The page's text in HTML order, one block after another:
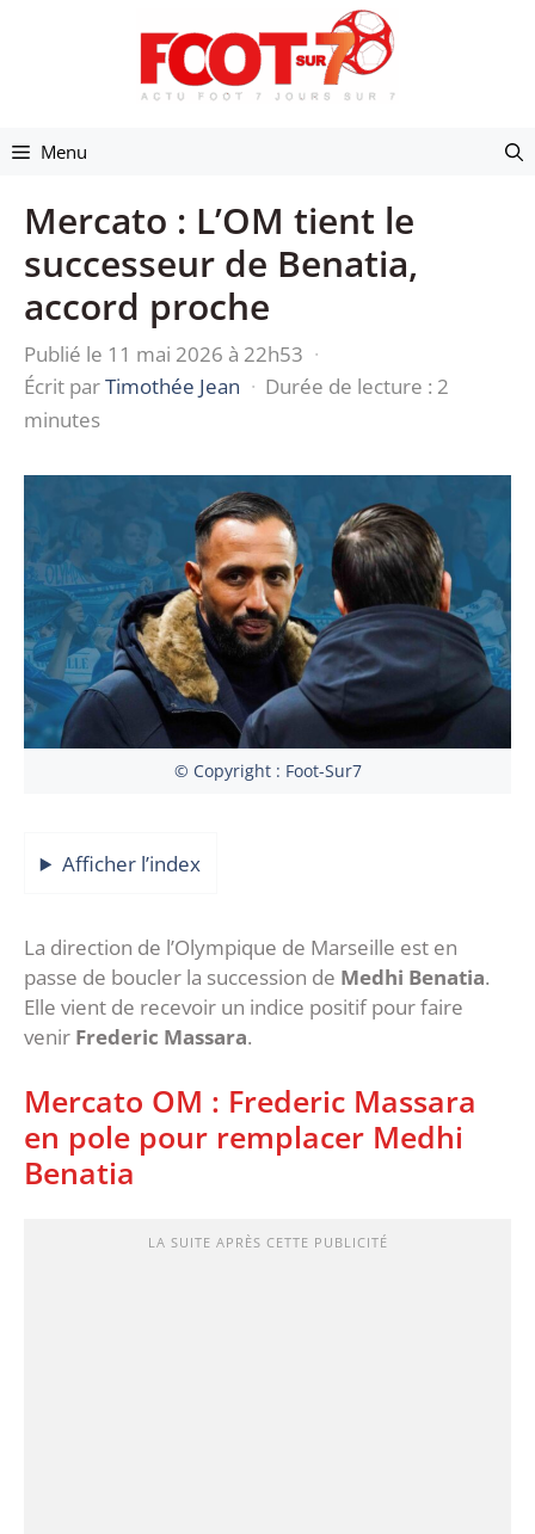
Menu
Mercato : L’OM tient le
successeur de Benatia,
accord proche
Publié le 11 mai 2026 à 22h53 ·
Écrit parTimothée Jean · Durée de lecture : 2
minutes
© Copyright : Foot-Sur7
Afficher l’index
La direction de l’Olympique de Marseille est en
passe de boucler la succession de Medhi Benatia.
Elle vient de recevoir un indice positif pour faire
venir Frederic Massara.
Mercato OM : Frederic Massara
en pole pour remplacer Medhi
Benatia
LA SUITE APRÈS CETTE PUBLICITÉ